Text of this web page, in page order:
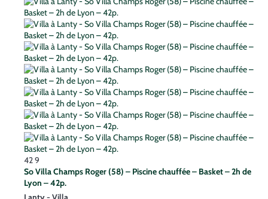
429
So Villa Champs Roger (58) – Piscine chauffée – Basket – 2h de
Lyon – 42p.